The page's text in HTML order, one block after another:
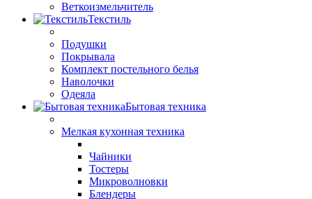
Веткоизмельчитель
Текстиль
Подушки
Покрывала
Комплект постельного белья
Наволочки
Одеяла
Бытовая техника
Мелкая кухонная техника
Чайники
Тостеры
Микроволновки
Блендеры